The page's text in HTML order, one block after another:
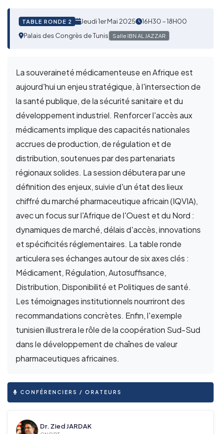
TABLE RONDE 2 Jeudi 1er Mai 2025
16H30 – 18H00
Palais des Congrès de Tunis
Salle IBN AL JAZZAR
La souveraineté médicamenteuse en Afrique est
aujourd'hui un enjeu stratégique, à l'intersection de
la santé publique, de la sécurité sanitaire et du
développement industriel. Renforcer l'accès aux
médicaments implique des capacités nationales
accrues de production, de régulation et de
distribution, soutenues par des partenariats
régionaux solides. La session débutera par une
définition des enjeux, suivie d'un état des lieux
chiffré du marché pharmaceutique africain (IQVIA),
avec un focus sur l'Afrique de l'Ouest et du Nord :
dynamiques de marché, délais d'accès, innovations
et spécificités réglementaires. La table ronde
articulera ses échanges autour de six axes clés :
Médicament, Régulation, Autosuffisance,
Distribution, Disponibilité et Politiques de santé.
Les témoignages institutionnels nourriront des
recommandations concrètes. Enfin, l'exemple
tunisien illustrera le rôle de la coopération Sud-Sud
dans le développement de chaînes de valeur
pharmaceutiques africaines.
CONFÉRENCIERS / ORATEURS
Dr. Zied JARDAK